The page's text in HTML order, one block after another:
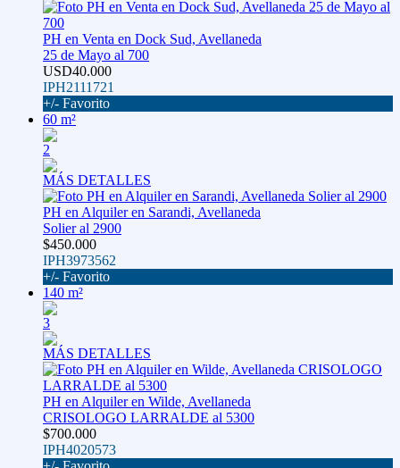
PH en Venta en Dock Sud, Avellaneda
25 de Mayo al 700
USD40.000
IPH2111721
+/- Favorito
60 m²
2
MÁS DETALLES
PH en Alquiler en Sarandi, Avellaneda
Solier al 2900
$450.000
IPH3973562
+/- Favorito
140 m²
3
MÁS DETALLES
PH en Alquiler en Wilde, Avellaneda
CRISOLOGO LARRALDE al 5300
$700.000
IPH4020573